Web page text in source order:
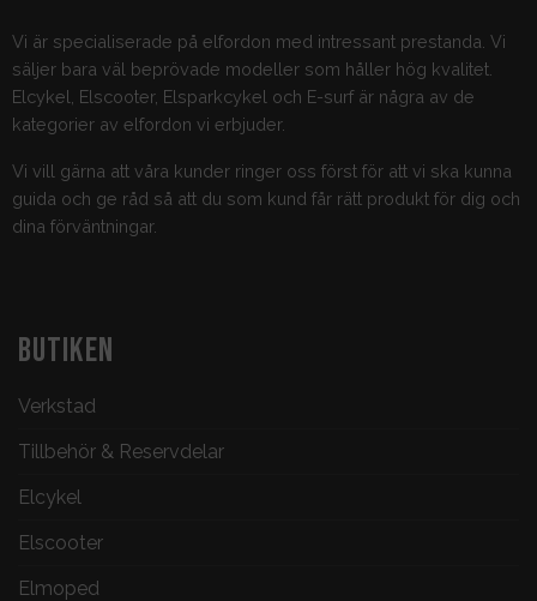
Vi är specialiserade på elfordon med intressant prestanda. Vi
säljer bara väl beprövade modeller som håller hög kvalitet.
Elcykel, Elscooter, Elsparkcykel och E-surf är några av de
kategorier av elfordon vi erbjuder.
Vi vill gärna att våra kunder ringer oss först för att vi ska kunna
guida och ge råd så att du som kund får rätt produkt för dig och
dina förväntningar.
BUTIKEN
Verkstad
Tillbehör & Reservdelar
Elcykel
Elscooter
Elmoped